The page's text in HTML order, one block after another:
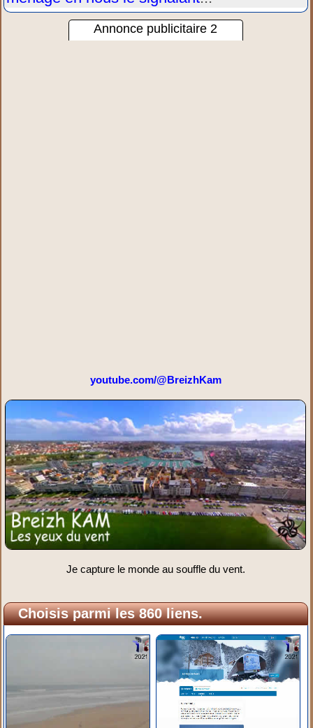
Annonce publicitaire 2
youtube.com/@BreizhKam
Je capture le monde au souffle du vent.
Choisis parmi les 860 liens.